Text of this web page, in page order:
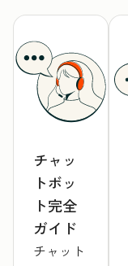
チャッ
トボッ
ト完全
ガイド
チャット